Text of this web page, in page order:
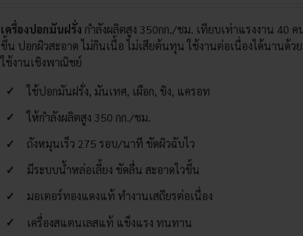
through
เครื่องปอกมันฝรั่ง กำลังผลิตสูง 350กก./ชม. เทียบเท่าแรงงาน 40
ขึ้น ปอกผิวสะอาด ไม่กินเนื้อ ไม่เสียต้นทุน ใช้งานต่อเนื่องได้นานด้ว
ใช้งานเชิงพาณิชย์
ใช้ปอกมันฝรั่ง, มันเทศ, เผือก, ขิง, แครอท
ให้กำลังผลิตสูง 350 กก./ชม.
ถังหมุนเร็ว 275 รอบ/นาที ขัดผิวฉับไว
มีระบบน้ำหล่อเลี้ยง ขัดลื่น สะอาดไวขึ้น
มอเตอร์ทองแดงแท้ ทำงานเสถียรต่อเนื่อง
เครื่องสแตนเลสแท้ แข็งแรง ทนทาน